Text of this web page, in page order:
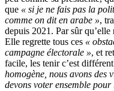
que « si je ne fais pas la
comme on dit en arabe »,
depuis 2021. Par sûr
Elle regrette tous ces «
campagne électorale », et
facile, les tenir c’est
homogène, nous avons des
devons voter ensemble pour